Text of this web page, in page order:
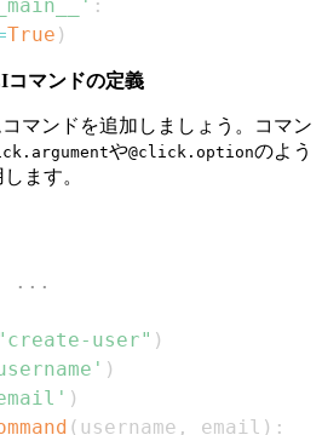
:
True )
コマンドの定義
マンドを追加しましょう。コマン
や@click.optionのよう
ます。
) ...
user" )
)
)
( username , email ) :